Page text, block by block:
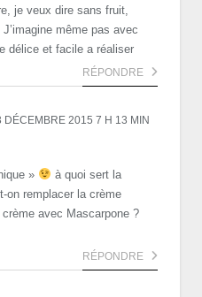
je veux dire sans fruit,
même pas avec
délice et facile a réaliser
RÉPONDRE
DÉCEMBRE 2015 7 H 13 MIN
»
à quoi sert la
on remplacer la crème
avec Mascarpone ?
RÉPONDRE